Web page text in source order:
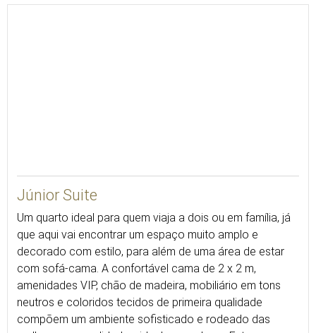
Júnior Suite
Um quarto ideal para quem viaja a dois ou em família, já
que aqui vai encontrar um espaço muito amplo e
decorado com estilo, para além de uma área de estar
com sofá-cama. A confortável cama de 2 x 2 m,
amenidades VIP, chão de madeira, mobiliário em tons
neutros e coloridos tecidos de primeira qualidade
compõem um ambiente sofisticado e rodeado das